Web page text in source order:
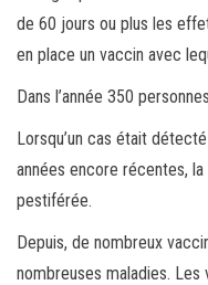
de 60 jours ou plus les
en place un vaccin avec
Dans l’année 350
Lorsqu’un cas était
années encore récentes,
pestiférée.
Depuis, de nombreux
nombreuses maladies.